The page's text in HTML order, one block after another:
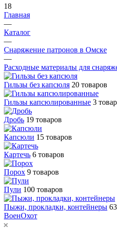
18
Главная
—
Каталог
—
Снаряжение патронов в Омске
—
Расходные материалы для
Гильзы без капсюля 20 товаров
Гильзы капсюлированные 3
Дробь 19 товаров
Капсюли 15 товаров
Картечь 6 товаров
Порох 9 товаров
Пули 100 товаров
Пыжи, прокладки, контейнеры
ВоенОхот